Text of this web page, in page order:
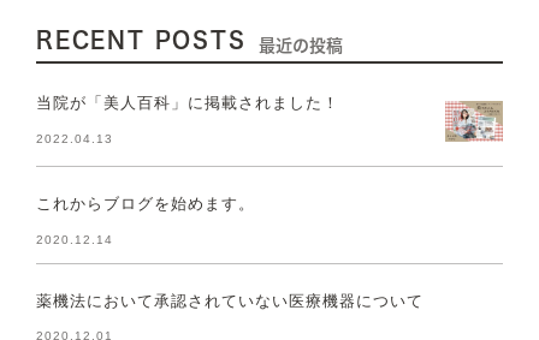
RECENT POSTS 最近の投稿
当院が「美人百科」に掲載されました！
2022.04.13
これからブログを始めます。
2020.12.14
薬機法において承認されていない医療機器について
2020.12.01